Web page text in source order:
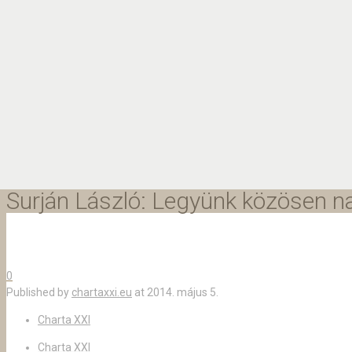
Surján László: Legyünk közösen
0
Published by chartaxxi.eu at 2014. május 5.
Charta XXI
Charta XXI